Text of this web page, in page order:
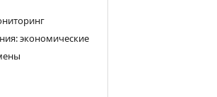
экономические